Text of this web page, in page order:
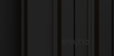
פרקטים